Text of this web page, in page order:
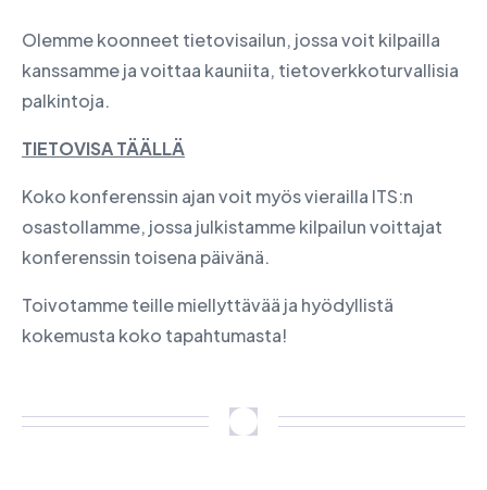
Olemme koonneet tietovisailun, jossa voit kilpailla
kanssamme ja voittaa kauniita, tietoverkkoturvallisia
palkintoja.
TIETOVISA TÄÄLLÄ
Koko konferenssin ajan voit myös vierailla ITS:n
osastollamme, jossa julkistamme kilpailun voittajat
konferenssin toisena päivänä.
Toivotamme teille miellyttävää ja hyödyllistä
kokemusta koko tapahtumasta!